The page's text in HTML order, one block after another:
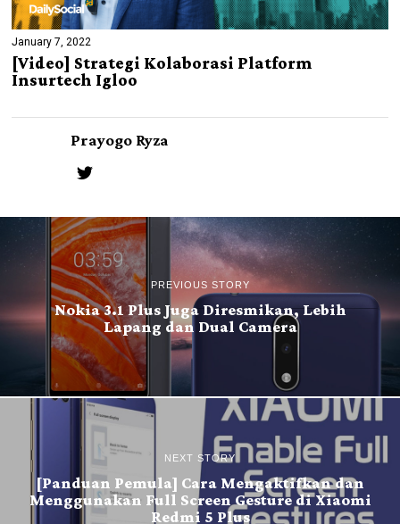
January 7, 2022
[Video] Strategi Kolaborasi Platform
Insurtech Igloo
Prayogo Ryza
PREVIOUS STORY
Nokia 3.1 Plus Juga Diresmikan, Lebih
Lapang dan Dual Camera
NEXT STORY
[Panduan Pemula] Cara Mengaktifkan dan
Menggunakan Full Screen Gesture di Xiaomi
Redmi 5 Plus